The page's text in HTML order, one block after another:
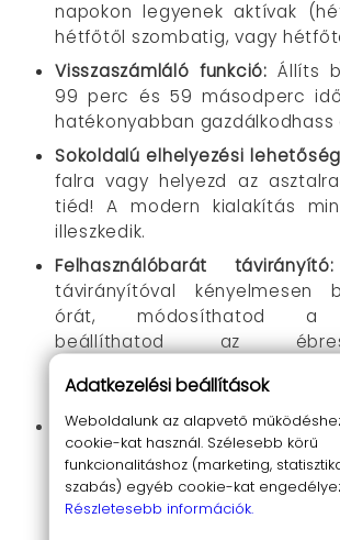
napokon legyenek aktívak
hétfőtől szombatig, vagy
Visszaszámláló funkció: Állíts
99 perc és 59 másodperc
hatékonyabban gazdálkodhass
Sokoldalú elhelyezési
falra vagy helyezd az
tiéd! A modern kialakítás
illeszkedik.
Felhasználóbarát távirányító:
távirányítóval kényelmesen
órát, módosíthatod a
beállíthatod az
megváltoztathatod a kijelző
hogy fel kellene kelned.
Memória mód:Az AAA
memória funkciót, így
sem vesznek el a
megjegyezni, hogy a
működik, ha USB
Adatkezelési beállítások
Weboldalunk az alapvető
cookie-kat használ. Szélesebb körű
funkcionalitáshoz (marketing,
szabás) egyéb cookie-kat
Részletesebb információk.